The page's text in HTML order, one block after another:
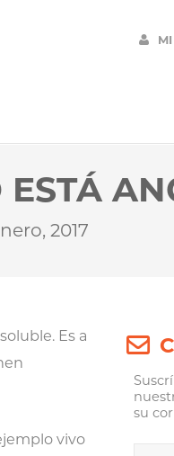
2017
Es a
vivo
su